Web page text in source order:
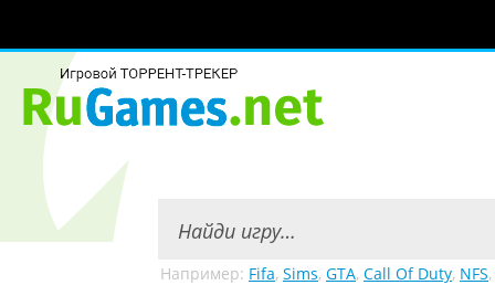
Например: Fifa, Sims, GTA, Call Of Duty, NFS,